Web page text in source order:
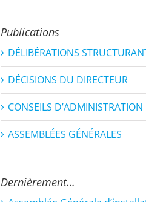
Publications
DÉLIBÉRATIONS
DÉCISIONS DU DIRECTEUR
CONSEILS D’ADMINISTRATION
ASSEMBLÉES GÉNÉRALES
Dernièrement…